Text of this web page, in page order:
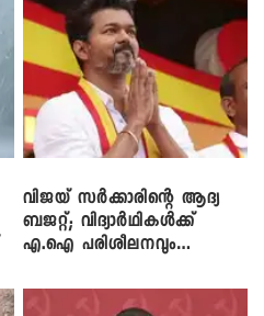
വിജയ് സർക്കാരിന്റെ ആദ്യ
ബജറ്റ്; വിദ്യാർഥികൾക്ക്
എ.ഐ പരിശീലനവും